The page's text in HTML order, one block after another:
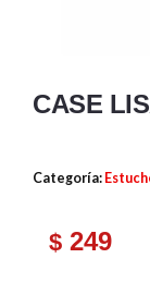
CASE
Categoría:
$ 249